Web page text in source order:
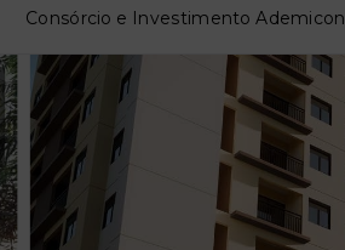
Consórcio e Investimento Ademicon